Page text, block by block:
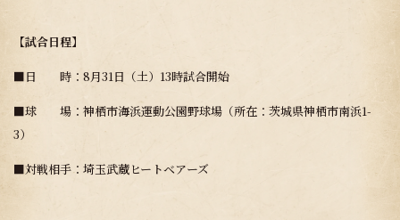
【試合日程】
■日 時：8月31日（土）13時試合開始
■球 場：神栖市海浜運動公園野球場（所在：茨城県神栖市南浜1-
3）
■対戦相手：埼玉武蔵ヒートベアーズ